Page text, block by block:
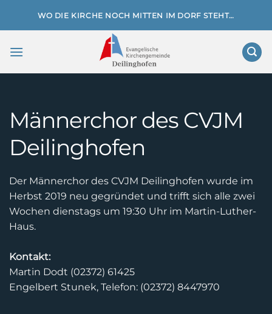
WO DIE KIRCHE NOCH MITTEN IM DORF STEHT…
Männerchor des CVJM
Deilinghofen
Der Männerchor des CVJM Deilinghofen wurde im
Herbst 2019 neu gegründet und trifft sich alle zwei
Wochen dienstags um 19:30 Uhr im Martin-Luther-
Haus.
Kontakt:
Martin Dodt (02372) 61425
Engelbert Stunek, Telefon: (02372) 8447970